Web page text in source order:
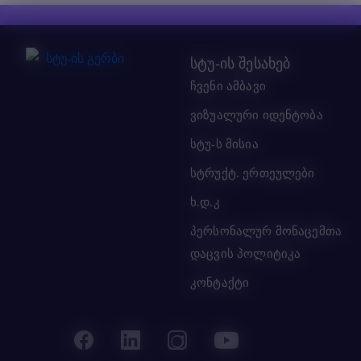
სტუ-ის შესახებ
ჩვენი ამბავი
ვიზუალური იდენტობა
სტუ-ს მისია
სტრუქტ. ერთეულები
ხ.დ.კ
პერსონალურ მონაცემთა
დაცვის პოლიტიკა
კონტაქტი